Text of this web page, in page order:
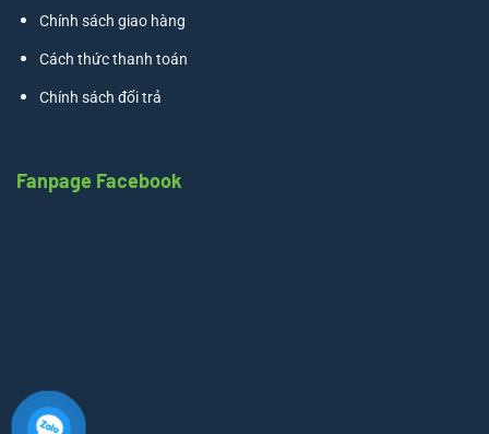
Chính sách giao hàng
Cách thức thanh toán
Chính sách đổi trả
Fanpage Facebook